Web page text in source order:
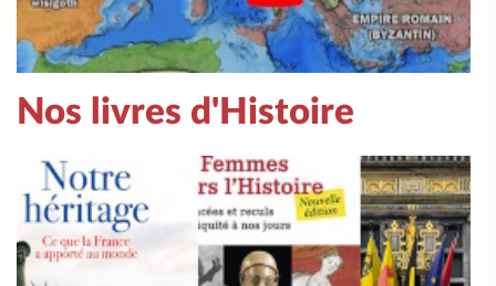
Nos livres d'Histoire